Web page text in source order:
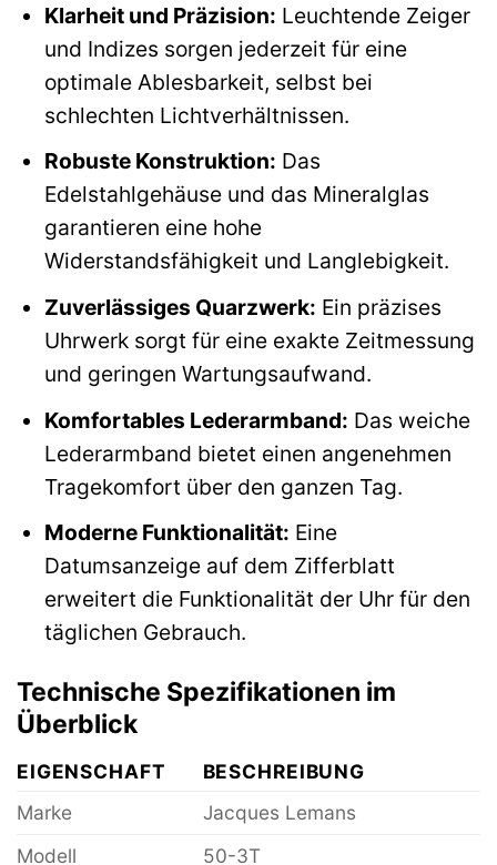
Klarheit und Präzision: Leuchtende Zeiger
und Indizes sorgen jederzeit für eine
optimale Ablesbarkeit, selbst bei
schlechten Lichtverhältnissen.
Robuste Konstruktion: Das
Edelstahlgehäuse und das Mineralglas
garantieren eine hohe
Widerstandsfähigkeit und Langlebigkeit.
Zuverlässiges Quarzwerk: Ein präzises
Uhrwerk sorgt für eine exakte Zeitmessung
und geringen Wartungsaufwand.
Komfortables Lederarmband: Das weiche
Lederarmband bietet einen angenehmen
Tragekomfort über den ganzen Tag.
Moderne Funktionalität: Eine
Datumsanzeige auf dem Zifferblatt
erweitert die Funktionalität der Uhr für den
täglichen Gebrauch.
Technische Spezifikationen im
Überblick
EIGENSCHAFT
BESCHREIBUNG
Marke
Jacques Lemans
Modell
50-3T